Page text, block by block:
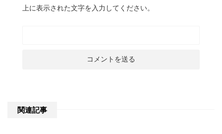
上に表示された文字を入力してください。
関連記事